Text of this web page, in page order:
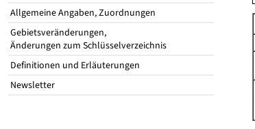
Allgemeine Angaben, Zuordnungen
Gebietsveränderungen,
Änderungen zum Schlüsselverzeichnis
Definitionen und Erläuterungen
Newsletter